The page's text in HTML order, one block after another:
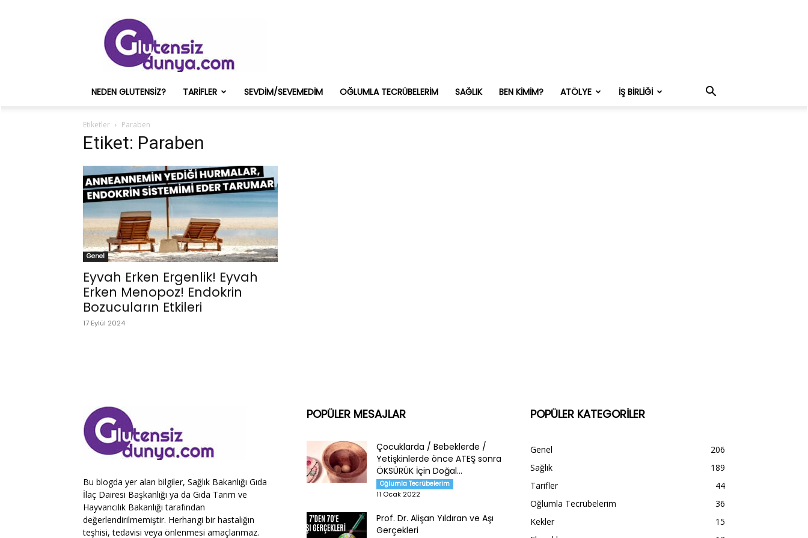
ve
Onun
Sağlık
Deneyimleri
NEDEN GLUTENSIZ? TARIFLER SEVDIM/SEVEMEDIM OĞLUMLA TECRÜBELERIM SAĞLIK BEN KIMIM? ATÖLYE İŞ BIRLIĞI
Etiketler Paraben
Etiket: Paraben
Genel
Eyvah Erken Ergenlik! Eyvah
Erken Menopoz! Endokrin
Bozucuların Etkileri
17 Eylül 2024
Bu blogda yer alan bilgiler, Sağlık Bakanlığı Gıda
İlaç Dairesi Başkanlığı ya da Gıda Tarım ve
Hayvancılık Bakanlığı tarafından
değerlendirilmemiştir. Herhangi bir hastalığın
teşhisi, tedavisi veya önlenmesi amaçlanmaz.
POPÜLER MESAJLAR
Çocuklarda / Bebeklerde /
Yetişkinlerde önce ATEŞ sonra
ÖKSÜRÜK İçin Doğal...
Oğlumla Tecrübelerim
11 Ocak 2022
Prof. Dr. Alişan Yıldıran ve Aşı
Gerçekleri
POPÜLER KATEGORİLER
Genel
206
Sağlık
189
Tarifler
44
Oğlumla Tecrübelerim
36
Kekler
15